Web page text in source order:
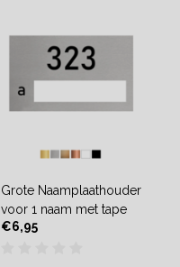
Grote Naamplaathouder
voor 1 naam met tape
€6,95